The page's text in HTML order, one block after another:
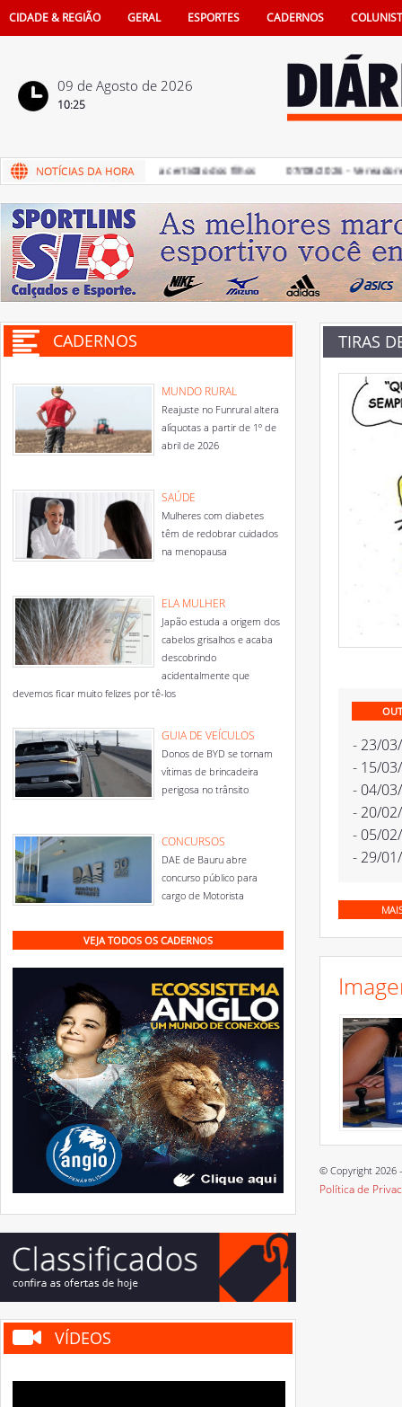
CIDADE & REGIÃO GERAL ESPORTES CADERNOS
09 de Agosto de 2026
10:25
pais na vida e também na certidão dos filhos 07/08/2026 - Vereadores
CADERNOS
MUNDO RURAL
Reajuste no Funrural altera
alíquotas a partir de 1º de
abril de 2026
SAÚDE
Mulheres com diabetes
têm de redobrar cuidados
na menopausa
ELA MULHER
Japão estuda a origem dos
cabelos grisalhos e acaba
descobrindo
acidentalmente que
devemos ficar muito felizes por tê-los
GUIA DE VEÍCULOS
Donos de BYD se tornam
vítimas de brincadeira
perigosa no trânsito
CONCURSOS
DAE de Bauru abre
concurso público para
cargo de Motorista
VEJA TODOS OS CADERNOS
VÍDEOS
TIRAS
- 23/
- 15/
- 04/
- 20/
- 05/
- 29/
© Copyright 2026
Política de